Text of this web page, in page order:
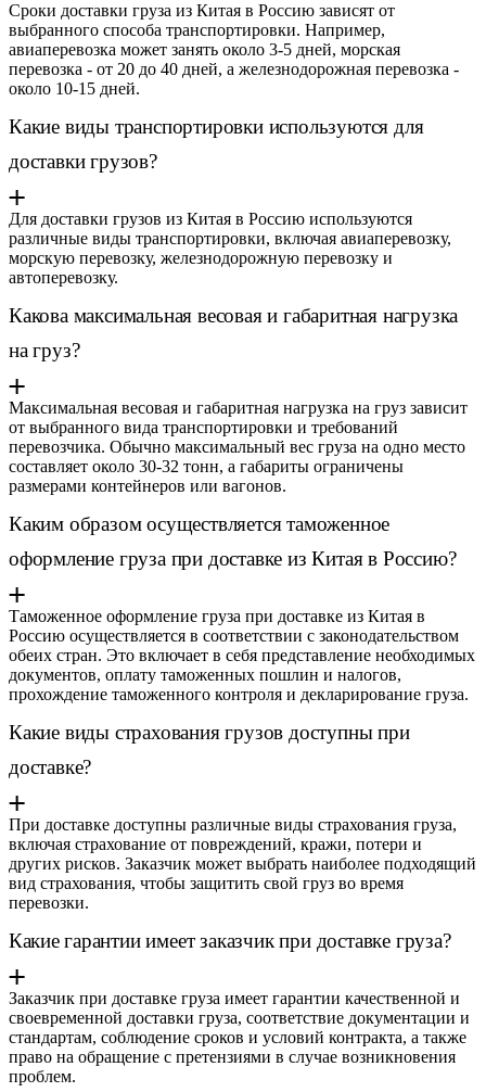
Сроки доставки груза из Китая в Россию зависят от
выбранного способа транспортировки. Например,
авиаперевозка может занять около 3-5 дней, морская
перевозка - от 20 до 40 дней, а железнодорожная перевозка -
около 10-15 дней.
Какие виды транспортировки используются для
доставки грузов?
Для доставки грузов из Китая в Россию используются
различные виды транспортировки, включая авиаперевозку,
морскую перевозку, железнодорожную перевозку и
автоперевозку.
Какова максимальная весовая и габаритная нагрузка
на груз?
Максимальная весовая и габаритная нагрузка на груз зависит
от выбранного вида транспортировки и требований
перевозчика. Обычно максимальный вес груза на одно место
составляет около 30-32 тонн, а габариты ограничены
размерами контейнеров или вагонов.
Каким образом осуществляется таможенное
оформление груза при доставке из Китая в Россию?
Таможенное оформление груза при доставке из Китая в
Россию осуществляется в соответствии с законодательством
обеих стран. Это включает в себя представление необходимых
документов, оплату таможенных пошлин и налогов,
прохождение таможенного контроля и декларирование груза.
Какие виды страхования грузов доступны при
доставке?
При доставке доступны различные виды страхования груза,
включая страхование от повреждений, кражи, потери и
других рисков. Заказчик может выбрать наиболее подходящий
вид страхования, чтобы защитить свой груз во время
перевозки.
Какие гарантии имеет заказчик при доставке груза?
Заказчик при доставке груза имеет гарантии качественной и
своевременной доставки груза, соответствие документации и
стандартам, соблюдение сроков и условий контракта, а также
право на обращение с претензиями в случае возникновения
проблем.